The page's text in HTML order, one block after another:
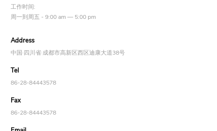
工作时间:
周一到周五 - 9:00 am — 5:00 pm
Address
中国·四川省·成都市高新区西区迪康大道38号
Tel
86-28-84443578
Fax
86-28-84443578